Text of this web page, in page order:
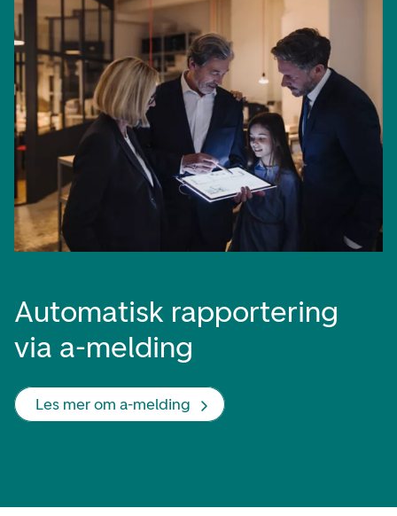
Automatisk rapportering
via a-melding
Les mer om a-melding